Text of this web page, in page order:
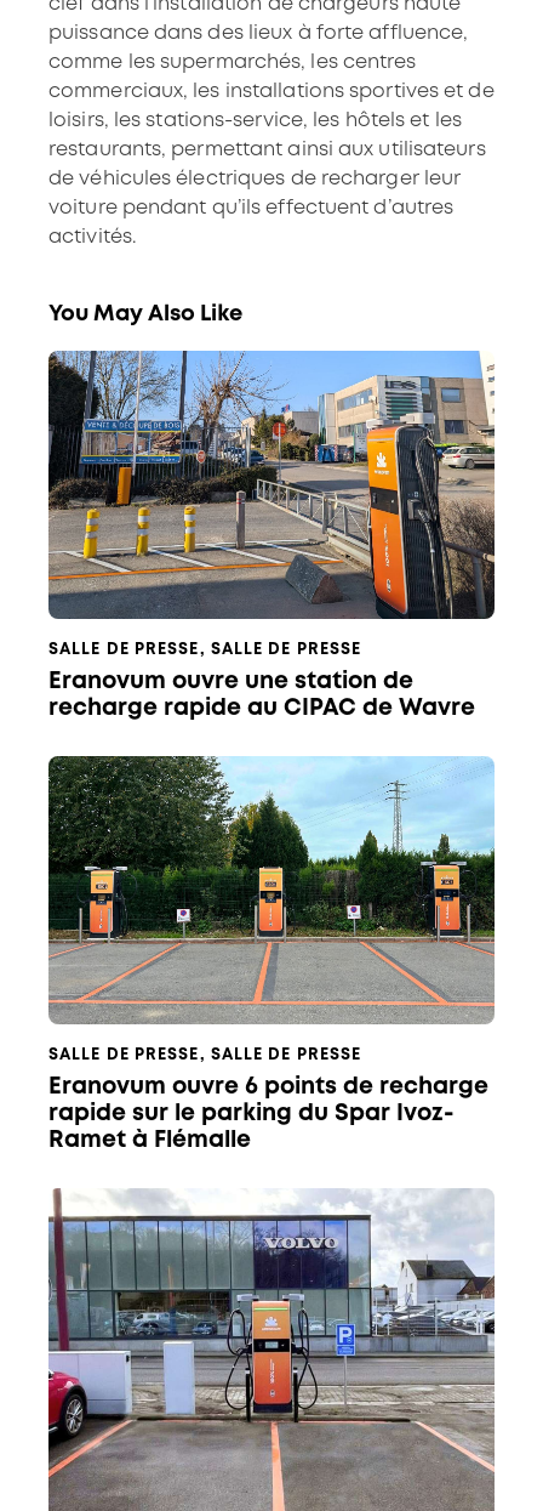
clef dans l’installation de chargeurs haute
puissance dans des lieux à forte affluence,
comme les supermarchés, les centres
commerciaux, les installations sportives et de
loisirs, les stations-service, les hôtels et les
restaurants, permettant ainsi aux utilisateurs
de véhicules électriques de recharger leur
voiture pendant qu’ils effectuent d’autres
activités.
You May Also Like
SALLE DE PRESSE, SALLE DE PRESSE
Eranovum ouvre une station de
recharge rapide au CIPAC de Wavre
SALLE DE PRESSE, SALLE DE PRESSE
Eranovum ouvre 6 points de recharge
rapide sur le parking du Spar Ivoz-
Ramet à Flémalle